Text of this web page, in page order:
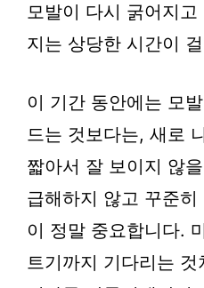
모발이 다시 굵어지
지는 상당한 시간이
이 기간 동안에는 모
드는 것보다는, 새로
짧아서 잘 보이지 않
급해하지 않고 꾸준
이 정말 중요합니다.
트기까지 기다리는